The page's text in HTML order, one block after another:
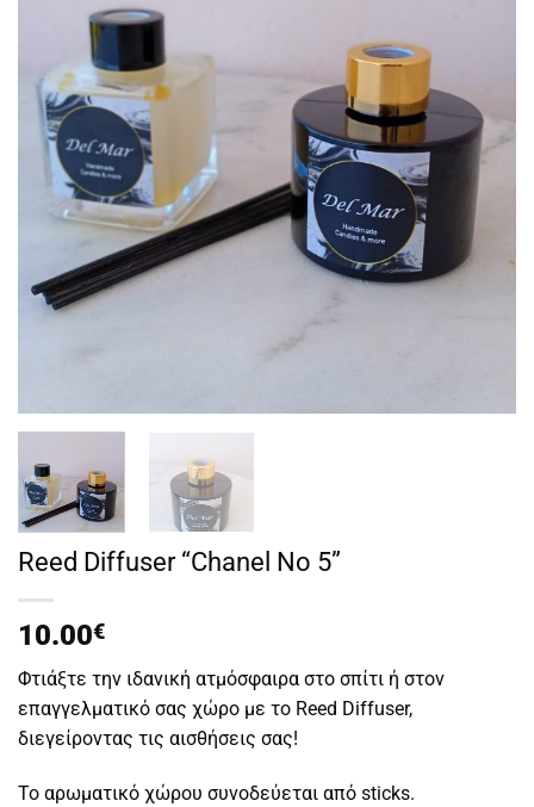
Reed Diffuser “Chanel No 5”
10.00€
Φτιάξτε την ιδανική ατμόσφαιρα στο σπίτι ή στον
επαγγελματικό σας χώρο με το Reed Diffuser,
διεγείροντας τις αισθήσεις σας!
Το αρωματικό χώρου συνοδεύεται από sticks.